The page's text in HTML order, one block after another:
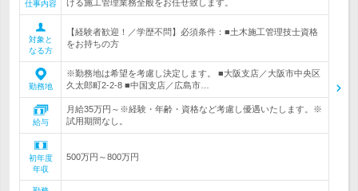
仕事内容
ける施工管理業務全般をお任せ致します。
対象と
なる方
【経験者歓迎！／学歴不問】必須条件：■土木施工管理技士資格
をお持ちの方
勤務地
※勤務地は希望を考慮し決定します。 ■大阪支店／大阪市中央区
久太郎町2-2-8 ■中国支店／広島市…
給与
月給35万円～※経験・年齢・資格など考慮し優遇いたします。※
試用期間なし。
初年度
年収
500万円～800万円